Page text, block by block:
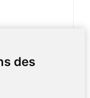
des
Le Mans S3